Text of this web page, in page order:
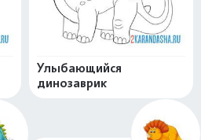
Улыбающийся
динозаврик